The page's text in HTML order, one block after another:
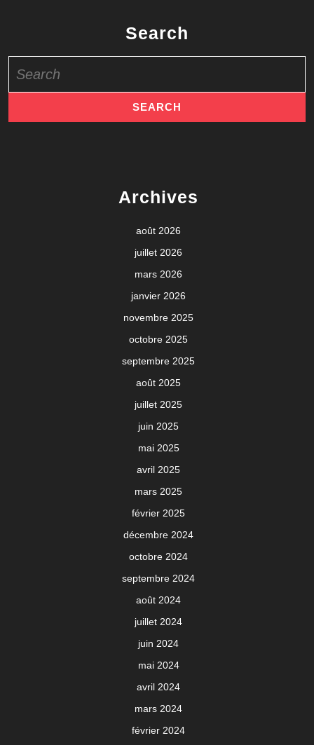
Search
for:
Archives
août 2026
juillet 2026
mars 2026
janvier 2026
novembre 2025
octobre 2025
septembre 2025
août 2025
juillet 2025
juin 2025
mai 2025
avril 2025
mars 2025
février 2025
décembre 2024
octobre 2024
septembre 2024
août 2024
juillet 2024
juin 2024
mai 2024
avril 2024
mars 2024
février 2024